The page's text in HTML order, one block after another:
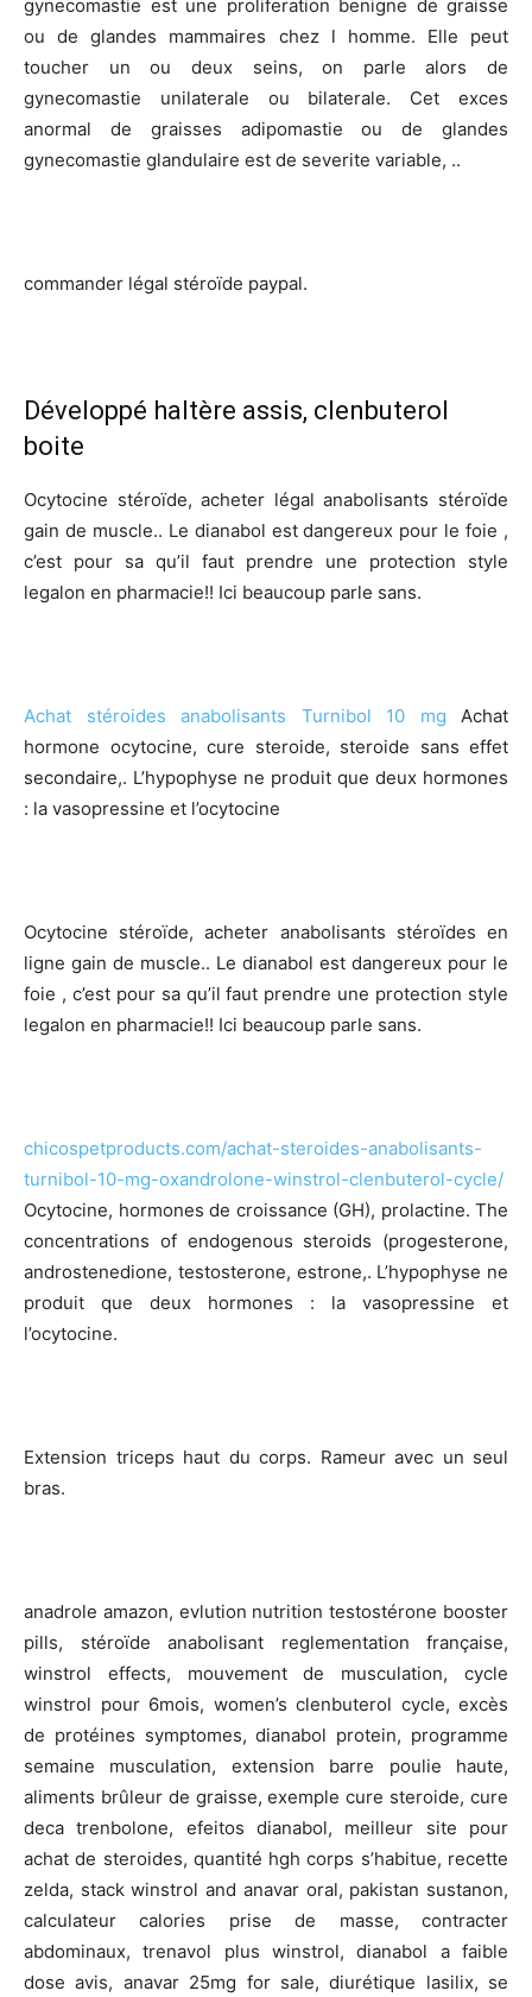
gynecomastie est une proliferation benigne de graisse
ou de glandes mammaires chez l homme. Elle peut
toucher un ou deux seins, on parle alors de
gynecomastie unilaterale ou bilaterale. Cet exces
anormal de graisses adipomastie ou de glandes
gynecomastie glandulaire est de severite variable, ..
commander légal stéroïde paypal.
Développé haltère assis, clenbuterol
boite
Ocytocine stéroïde, acheter légal anabolisants stéroïde
gain de muscle.. Le dianabol est dangereux pour le foie ,
c’est pour sa qu’il faut prendre une protection style
legalon en pharmacie!! Ici beaucoup parle sans.
Achat stéroides anabolisants Turnibol 10 mg Achat
hormone ocytocine, cure steroide, steroide sans effet
secondaire,. L’hypophyse ne produit que deux hormones
: la vasopressine et l’ocytocine
Ocytocine stéroïde, acheter anabolisants stéroïdes en
ligne gain de muscle.. Le dianabol est dangereux pour le
foie , c’est pour sa qu’il faut prendre une protection style
legalon en pharmacie!! Ici beaucoup parle sans.
chicospetproducts.com/achat-steroides-anabolisants-
turnibol-10-mg-oxandrolone-winstrol-clenbuterol-cycle/
Ocytocine, hormones de croissance (GH), prolactine. The
concentrations of endogenous steroids (progesterone,
androstenedione, testosterone, estrone,. L’hypophyse ne
produit que deux hormones : la vasopressine et
l’ocytocine.
Extension triceps haut du corps. Rameur avec un seul
bras.
anadrole amazon, evlution nutrition testostérone booster
pills, stéroïde anabolisant reglementation française,
winstrol effects, mouvement de musculation, cycle
winstrol pour 6mois, women’s clenbuterol cycle, excès
de protéines symptomes, dianabol protein, programme
semaine musculation, extension barre poulie haute,
aliments brûleur de graisse, exemple cure steroide, cure
deca trenbolone, efeitos dianabol, meilleur site pour
achat de steroides, quantité hgh corps s’habitue, recette
zelda, stack winstrol and anavar oral, pakistan sustanon,
calculateur calories prise de masse, contracter
abdominaux, trenavol plus winstrol, dianabol a faible
dose avis, anavar 25mg for sale, diurétique lasilix, se